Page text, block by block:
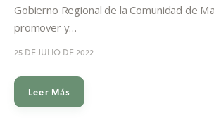
Gobierno Regional de la Comunidad de
promover y…
25 DE JULIO DE 2022
Leer Más